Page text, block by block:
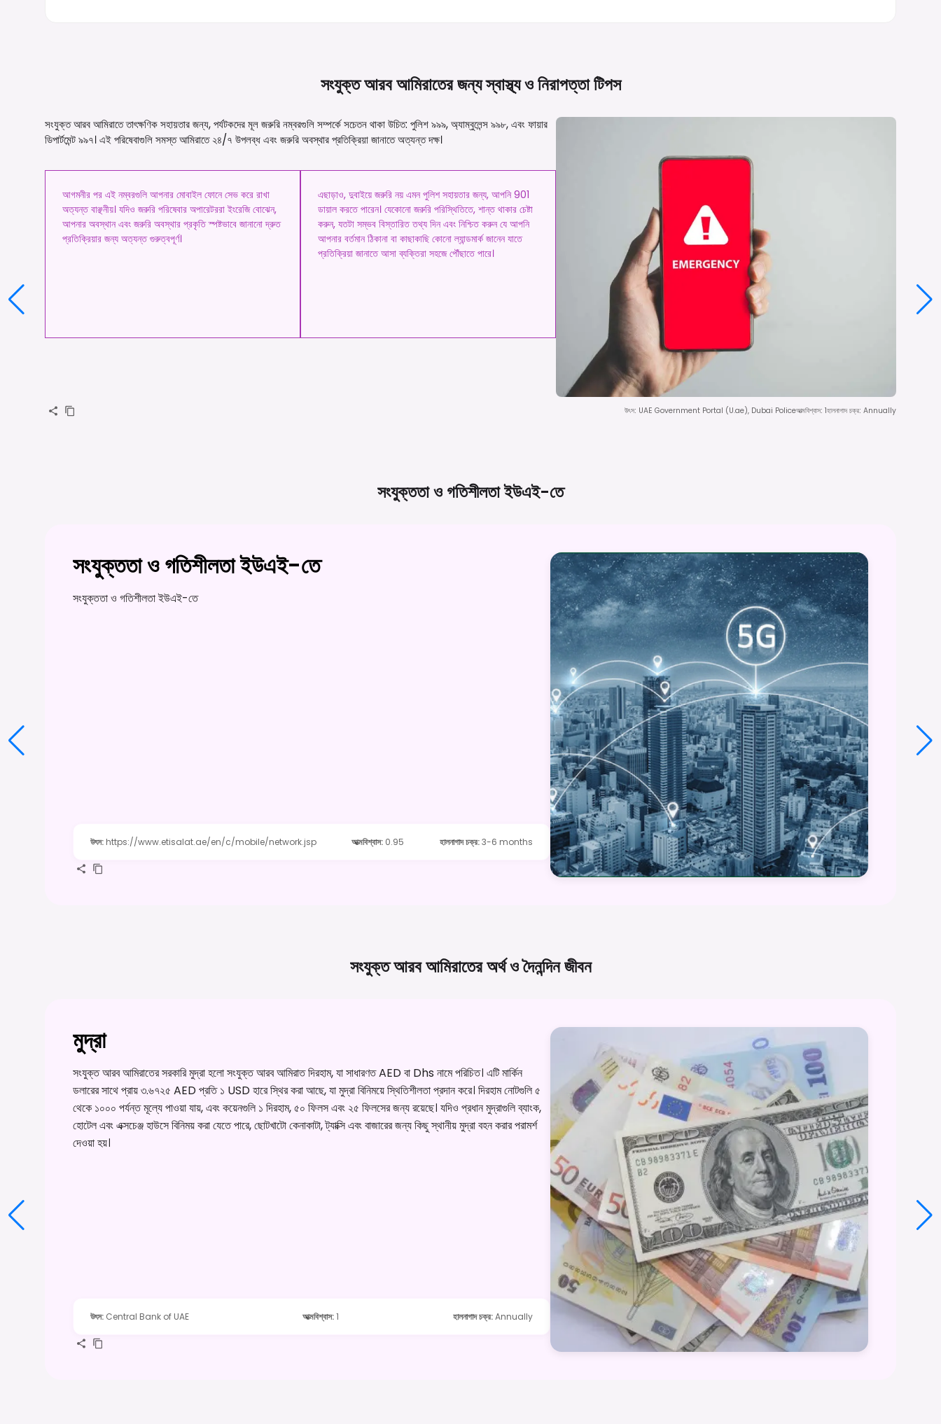
সংযুক্ত আরব আমিরাতের জন্য স্বাস্থ্য ও নিরাপত্তাটিপস
সংযুক্ত আরব আমিরাতে তাৎক্ষণিক সহায়তার জন্য, পর্যটকদের মূল জরুরি নম্বরগুলি সম্পর্কে সচেতন থাকা উচিত: পুলিশ ৯৯৯, অ্যাম্বুলেন্স ৯৯৮, এবং ফায়ার
ডিপার্টমেন্ট ৯৯৭। এই পরিষেবাগুলি সমস্ত আমিরাতে ২৪/৭ উপলব্ধ এবং জরুরি অবস্থার প্রতিক্রিয়া জানাতে অত্যন্ত দক্ষ।
আগমনীর পর এই নম্বরগুলি আপনার মোবাইল ফোনে সেভ করে রাখা
অত্যন্ত বাঞ্ছনীয়। যদিও জরুরি পরিষেবার অপারেটররা ইংরেজি বোঝেন,
আপনার অবস্থান এবং জরুরি অবস্থার প্রকৃতি স্পষ্টভাবে জানানো দ্রুত
প্রতিক্রিয়ার জন্য অত্যন্ত গুরুত্বপূর্ণ।
এছাড়াও, দুবাইয়ে জরুরি নয় এমন পুলিশ সহায়তার জন্য, আপনি 901
ডায়াল করতে পারেন। যেকোনো জরুরি পরিস্থিতিতে, শান্ত থাকার চেষ্টা
করুন, যতটা সম্ভব বিস্তারিত তথ্য দিন এবং নিশ্চিত করুন যে আপনি
আপনার বর্তমান ঠিকানা বা কাছাকাছি কোনো ল্যান্ডমার্ক জানেন যাতে
প্রতিক্রিয়া জানাতে আসা ব্যক্তিরা সহজে পৌঁছাতে পারে।
উৎস: UAE Government Portal (U.ae), Dubai Policeআত্মবিশ্বাস: 1হালনাগাদ চক্র: Annually
সংযুক্ততা ও গতিশীলতাইউএই-তে
সংযুক্ততা ও গতিশীলতা ইউএই-তে
সংযুক্ততা ও গতিশীলতা ইউএই-তে
উৎস: https://www.etisalat.ae/en/c/mobile/network.jsp আত্মবিশ্বাস: 0.95 হালনাগাদ চক্র:3-6 months
সংযুক্ত আরব আমিরাতের অর্থ ও দৈনন্দিনজীবন
মুদ্রা
সংযুক্ত আরব আমিরাতের সরকারি মুদ্রা হলো সংযুক্ত আরব আমিরাত দিরহাম, যা সাধারণত AED বা Dhs নামে পরিচিত। এটি মার্কিন
ডলারের সাথে প্রায় ৩.৬৭২৫ AED প্রতি ১ USD হারে স্থির করা আছে, যা মুদ্রা বিনিময়ে স্থিতিশীলতা প্রদান করে। দিরহাম নোটগুলি ৫
থেকে ১০০০ পর্যন্ত মূল্যে পাওয়া যায়, এবং কয়েনগুলি ১ দিরহাম, ৫০ ফিলস এবং ২৫ ফিলসের জন্য রয়েছে। যদিও প্রধান মুদ্রাগুলি ব্যাংক,
হোটেল এবং এক্সচেঞ্জ হাউসে বিনিময় করা যেতে পারে, ছোটখাটো কেনাকাটা, ট্যাক্সি এবং বাজারের জন্য কিছু স্থানীয় মুদ্রা বহন করার পরামর্শ
দেওয়া হয়।
উৎস: Central Bank of UAE আত্মবিশ্বাস:1 হালনাগাদ চক্র:Annually